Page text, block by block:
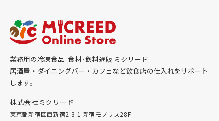
業務用の冷凍食品·食材·飲料通販 ミクリード
居酒屋・ダイニングバー・カフェなど飲食店の仕入れをサポート
します。
株式会社ミクリード
東京都新宿区西新宿2-3-1 新宿モノリス28F